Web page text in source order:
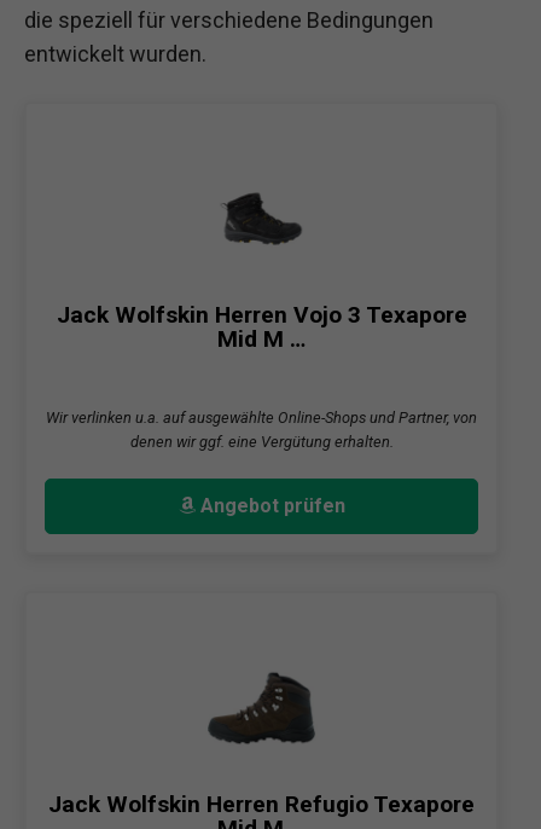
die speziell für verschiedene Bedingungen
entwickelt wurden.
Jack Wolfskin Herren Vojo 3 Texapore
Mid M …
Wir verlinken u.a. auf ausgewählte Online-Shops und Partner, von
denen wir ggf. eine Vergütung erhalten.
Angebot prüfen
Jack Wolfskin Herren Refugio Texapore